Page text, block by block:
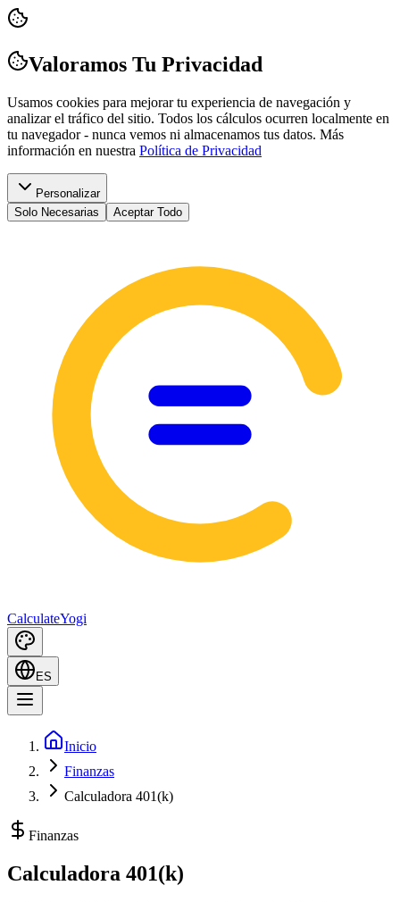
Valoramos Tu Privacidad
Usamos cookies para mejorar tu experiencia de navegación y
analizar el tráfico del sitio. Todos los cálculos ocurren localmente en
tu navegador - nunca vemos ni almacenamos tus datos. Más
información en nuestra Política de Privacidad
Personalizar
Solo Necesarias
Aceptar Todo
CalculateYogi
ES
Inicio
Finanzas
Calculadora 401(k)
Finanzas
Calculadora 401(k)